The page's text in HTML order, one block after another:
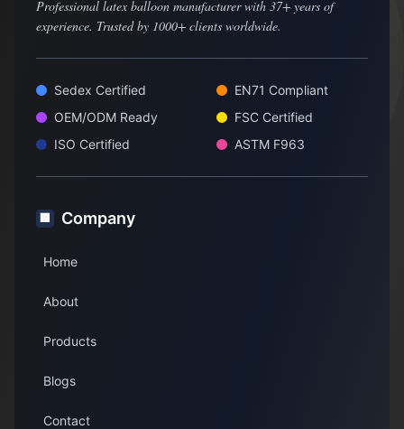
Professional latex balloon manufacturer with 37+ years of
experience. Trusted by 1000+ clients worldwide.
Sedex Certified
EN71 Compliant
OEM/ODM Ready
FSC Certified
ISO Certified
ASTM F963
🏢 Company
Home
About
Products
Blogs
Contact